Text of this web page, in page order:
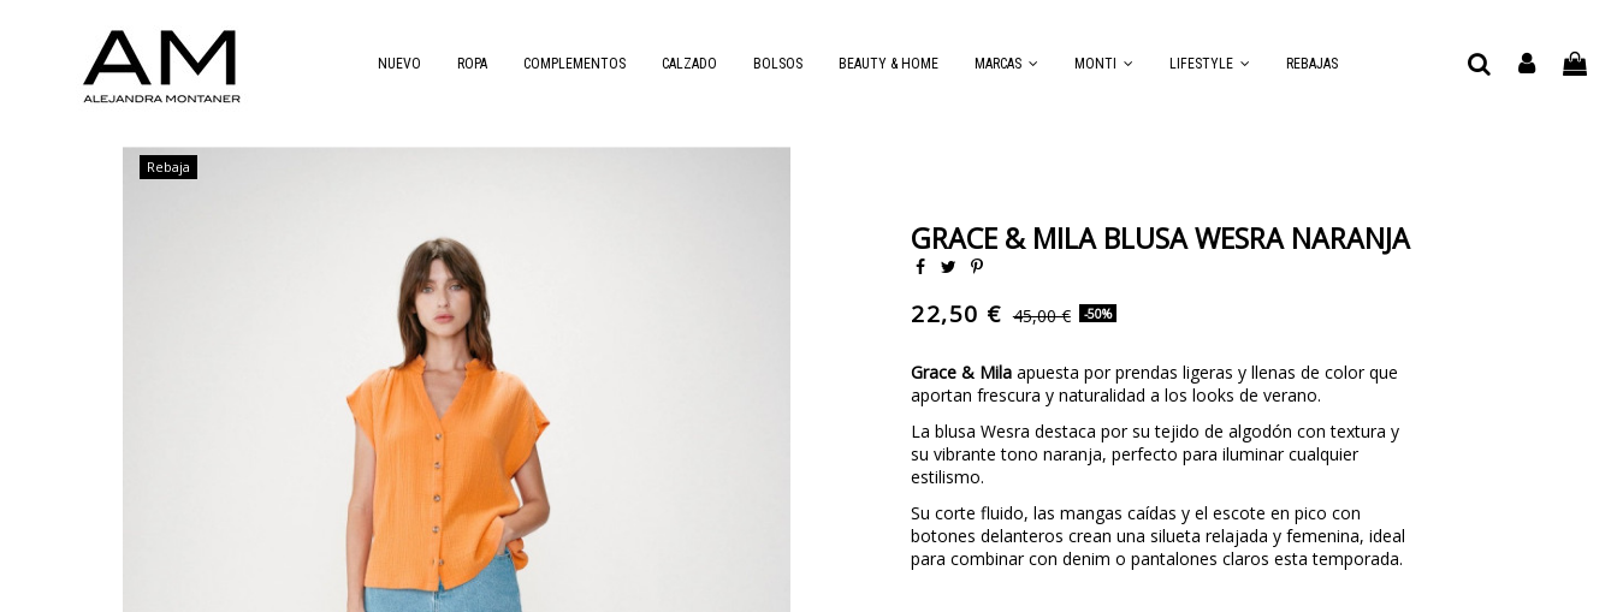
NUEVO ROPA COMPLEMENTOS CALZADO BOLSOS BEAUTY & HOME MARCAS MONTI LIFESTYLE REBAJAS
Rebaja
GRACE & MILA BLUSA WESRA NARANJA
22,50 € 45,00 € -50%
Grace & Mila apuesta por prendas ligeras y llenas de color que
aportan frescura y naturalidad a los looks de verano.
La blusa Wesra destaca por su tejido de algodón con textura y
su vibrante tono naranja, perfecto para iluminar cualquier
estilismo.
Su corte fluido, las mangas caídas y el escote en pico con
botones delanteros crean una silueta relajada y femenina, ideal
para combinar con denim o pantalones claros esta temporada.